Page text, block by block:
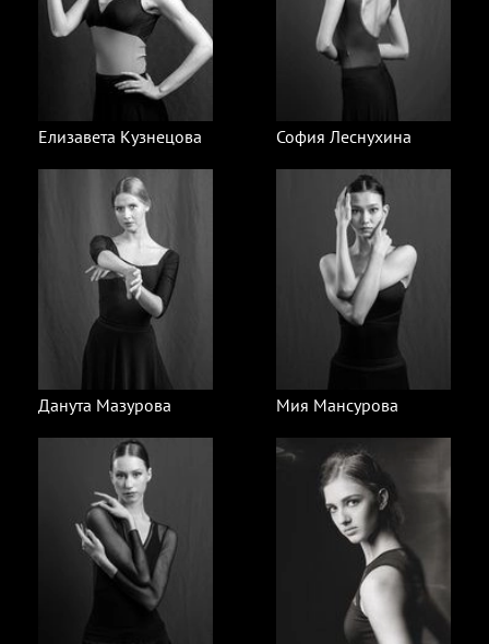
Елизавета Кузнецова София Леснухина
Данута Мазурова Мия Мансурова